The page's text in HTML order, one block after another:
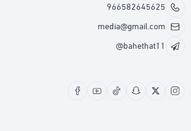
966582645625
media@gmail.com
@bahethat11